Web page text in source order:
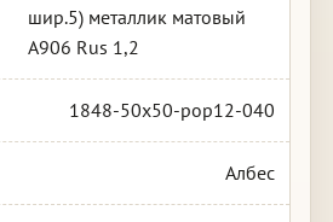
шир.5) металлик матовый
А906 Rus 1,2
1848-50x50-pop12-040
Албес